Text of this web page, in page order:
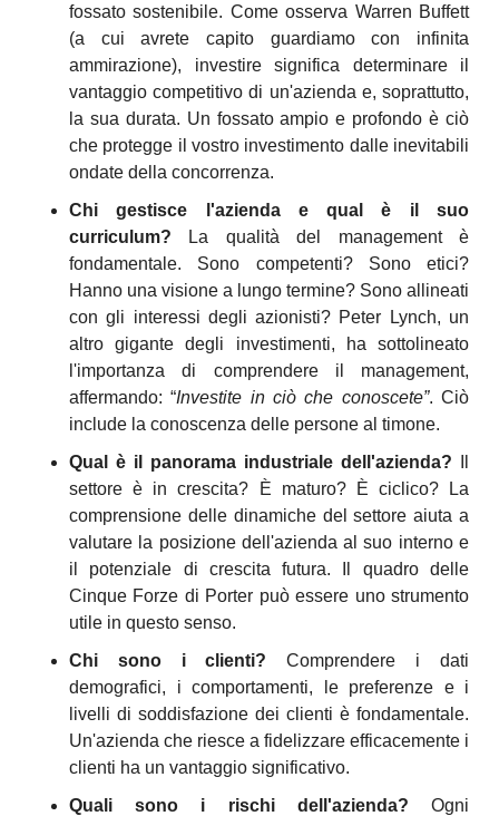
fossato sostenibile. Come osserva Warren Buffett
(a cui avrete capito guardiamo con infinita
ammirazione), investire significa determinare il
vantaggio competitivo di un'azienda e, soprattutto,
la sua durata. Un fossato ampio e profondo è ciò
che protegge il vostro investimento dalle inevitabili
ondate della concorrenza.
Chi gestisce l'azienda e qual è il suo
curriculum? La qualità del management è
fondamentale. Sono competenti? Sono etici?
Hanno una visione a lungo termine? Sono allineati
con gli interessi degli azionisti? Peter Lynch, un
altro gigante degli investimenti, ha sottolineato
l'importanza di comprendere il management,
affermando: “Investite in ciò che conoscete”. Ciò
include la conoscenza delle persone al timone.
Qual è il panorama industriale dell'azienda?
settore è in crescita? È maturo? È ciclico? La
comprensione delle dinamiche del settore aiuta a
valutare la posizione dell'azienda al suo interno e
il potenziale di crescita futura. Il quadro delle
Cinque Forze di Porter può essere uno strumento
utile in questo senso.
Chi sono i clienti? Comprendere i dati
demografici, i comportamenti, le preferenze e i
livelli di soddisfazione dei clienti è fondamentale.
Un'azienda che riesce a fidelizzare efficacemente i
clienti ha un vantaggio significativo.
Quali sono i rischi dell'azienda? Ogni